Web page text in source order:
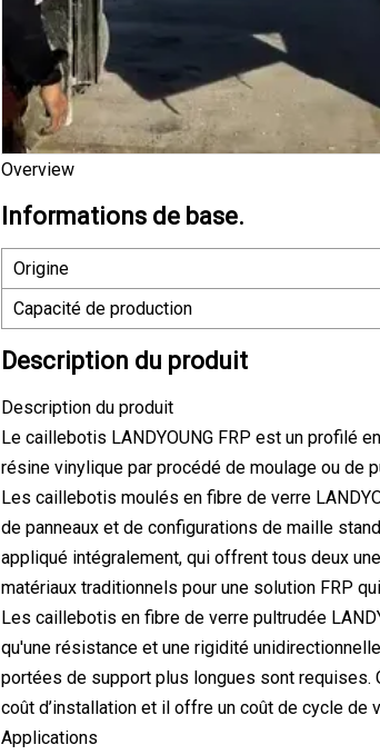
Overview
Informations de base.
Origine
Capacité de production
Description du produit
Description du produit
Le caillebotis LANDYOUNG FRP est un profilé
résine vinylique par procédé de moulage ou de
Les caillebotis moulés en fibre de verre
de panneaux et de configurations de maille
appliqué intégralement, qui offrent tous deux
matériaux traditionnels pour une solution FRP
Les caillebotis en fibre de verre pultrudée
qu'une résistance et une rigidité
portées de support plus longues sont requises.
coût d’installation et il offre un coût de cycle de
Applications